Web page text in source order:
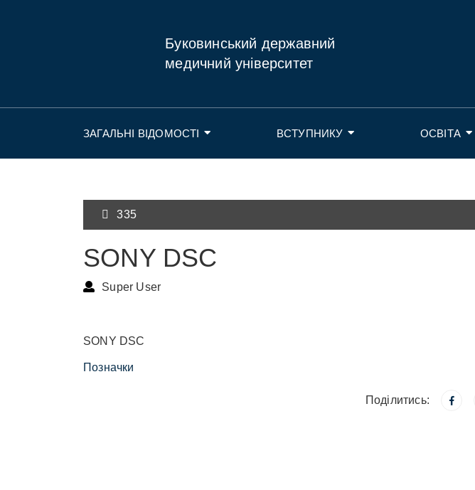
Буковинський державний
медичний університет
ЗАГАЛЬНІ ВІДОМОСТІ ВСТУПНИКУ ОСВІТА
335
SONY DSC
Super User
SONY DSC
Позначки
Поділитись: